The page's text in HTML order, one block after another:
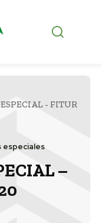
- FITUR
especiales
–